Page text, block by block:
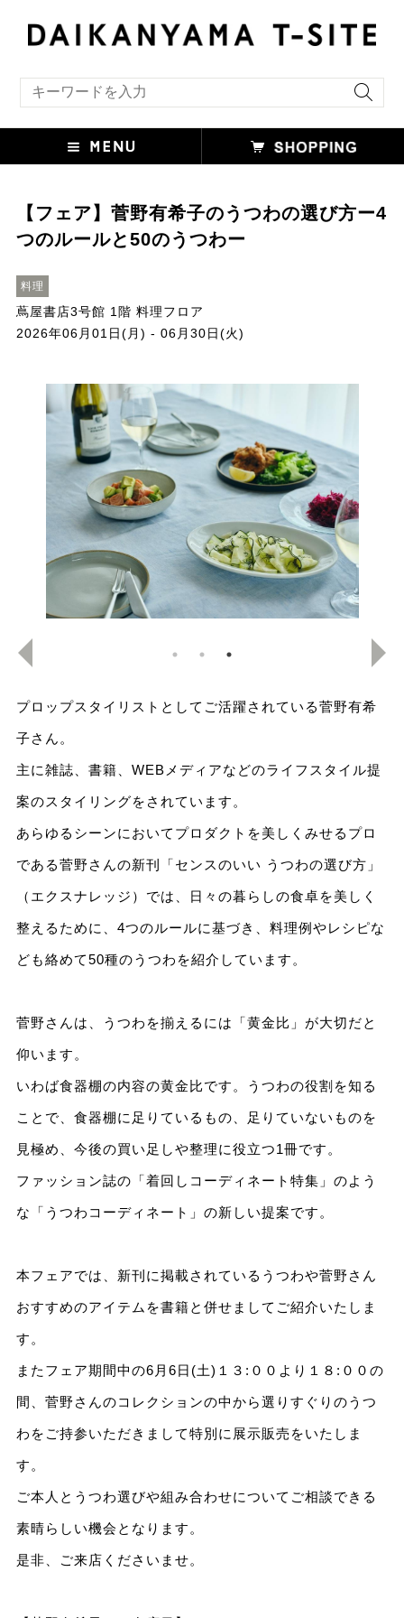
【フェア】菅野有希子のうつわの選び方ー4
つのルールと50のうつわー
料理
蔦屋書店3号館 1階 料理フロア
2026年06月01日(月) - 06月30日(火)
プロップスタイリストとしてご活躍されている菅野有希
子さん。
主に雑誌、書籍、WEBメディアなどのライフスタイル提
案のスタイリングをされています。
あらゆるシーンにおいてプロダクトを美しくみせるプロ
である菅野さんの新刊「センスのいい うつわの選び方」
（エクスナレッジ）では、日々の暮らしの食卓を美しく
整えるために、4つのルールに基づき、料理例やレシピな
ども絡めて50種のうつわを紹介しています。
菅野さんは、うつわを揃えるには「黄金比」が大切だと
仰います。
いわば食器棚の内容の黄金比です。うつわの役割を知る
ことで、食器棚に足りているもの、足りていないものを
見極め、今後の買い足しや整理に役立つ1冊です。
ファッション誌の「着回しコーディネート特集」のよう
な「うつわコーディネート」の新しい提案です。
本フェアでは、新刊に掲載されているうつわや菅野さん
おすすめのアイテムを書籍と併せましてご紹介いたしま
す。
またフェア期間中の6月6日(土)１３:００より１８:００の
間、菅野さんのコレクションの中から選りすぐりのうつ
わをご持参いただきまして特別に展示販売をいたしま
す。
ご本人とうつわ選びや組み合わせについてご相談できる
素晴らしい機会となります。
是非、ご来店くださいませ。